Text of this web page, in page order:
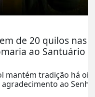
20 quilos nas
ao Santuário
tradição há oito
ao Senhor...